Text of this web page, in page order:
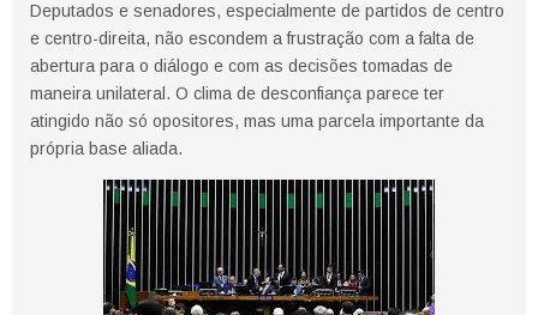
Deputados e senadores, especialmente de partidos de centro
e centro-direita, não escondem a frustração com a falta de
abertura para o diálogo e com as decisões tomadas de
maneira unilateral. O clima de desconfiança parece ter
atingido não só opositores, mas uma parcela importante da
própria base aliada.